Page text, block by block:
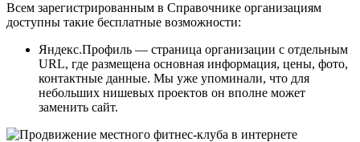
Всем зарегистрированным в Справочнике организациям
доступны такие бесплатные возможности:
Яндекс.Профиль — страница организации с отдельным
URL, где размещена основная информация, цены, фото,
контактные данные. Мы уже упоминали, что для
небольших нишевых проектов он вполне может
заменить сайт.